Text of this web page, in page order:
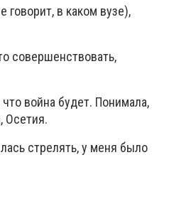
в каком вузе),
совершенствовать,
война будет. Понимала,
, Осетия.
стрелять, у меня было